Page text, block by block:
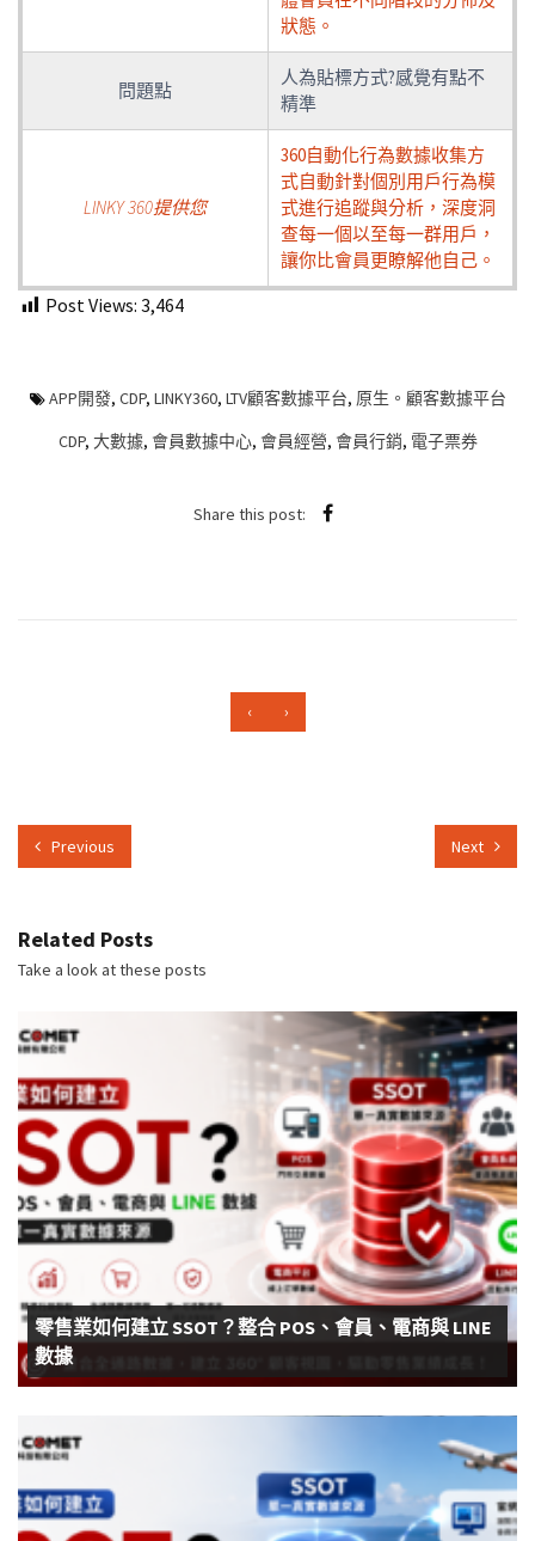
狀態。
問題點
人為貼標方式?感覺有點不
精準
LINKY 360提供您
360自動化行為數據收集方
式自動針對個別用戶行為模
式進行追蹤與分析，深度洞
查每一個以至每一群用戶，
讓你比會員更瞭解他自己。
Post Views: 3,464
APP開發, CDP, LINKY360, LTV顧客數據平台, 原生。顧客數據平台
CDP, 大數據, 會員數據中心, 會員經營, 會員行銷, 電子票券
Share this post:
‹ ›
Previous Next
Related Posts
Take a look at these posts
零售業如何建立 SSOT？整合 POS、會員、電商與 LINE
數據